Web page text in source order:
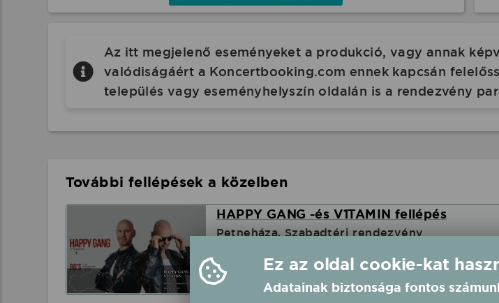
Az itt megjelenő eseményeket a produkció, vagy annak
valódiságáért a Koncertbooking.com ennek kapcsán
település vagy eseményhelyszín oldalán is a rendezvény
További fellépések a közelben
HAPPY GANG -és V1TAMIN fellépés
Petneháza, Szabadtéri rendezvény
2026.08.15 17:00 UTC+2
Ez az oldal cookie-kat
Adatainak biztonsága fontos